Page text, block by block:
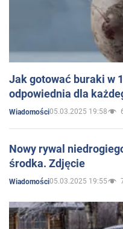
Jak gotować buraki w
odpowiednia dla
Wiadomości05.03.2025 19:58
Nowy rywal
środka. Zdjęcie
Wiadomości05.03.2025 19:55